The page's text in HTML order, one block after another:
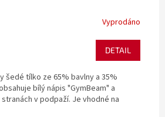
Vyprodáno
DETAIL
šedé tílko ze 65% bavlny a 35%
bílý nápis "GymBeam" a
v podpaží. Je vhodné na